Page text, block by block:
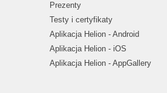
Prezenty
Testy i certyfikaty
Aplikacja Helion - Android
Aplikacja Helion - iOS
Aplikacja Helion - AppGallery